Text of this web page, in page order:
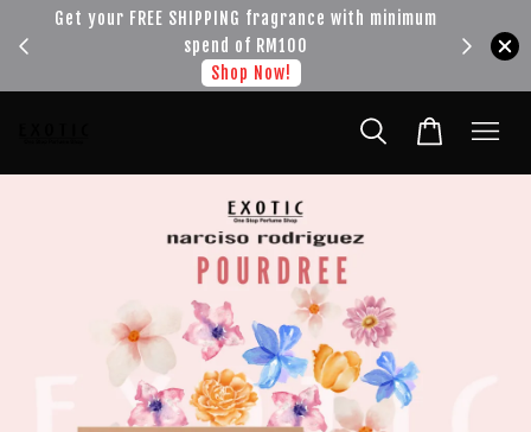
Get your FREE SHIPPING fragrance with minimum
spend of RM100
Shop Now!